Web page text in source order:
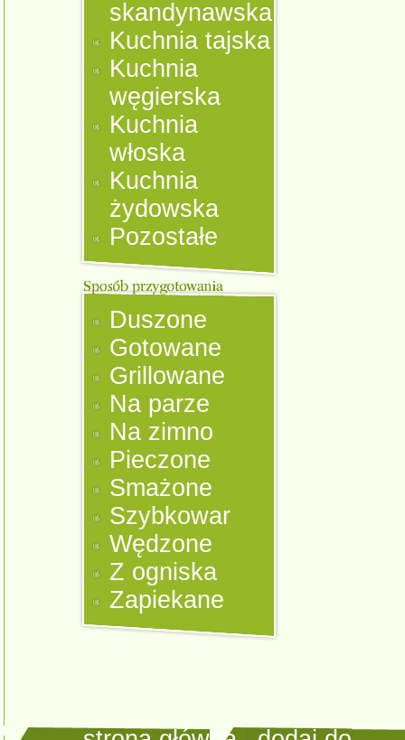
skandynawska
Kuchnia tajska
Kuchnia
węgierska
Kuchnia
włoska
Kuchnia
żydowska
Pozostałe
Duszone
Gotowane
Grillowane
Na parze
Na zimno
Pieczone
Smażone
Szybkowar
Wędzone
Z ogniska
Zapiekane